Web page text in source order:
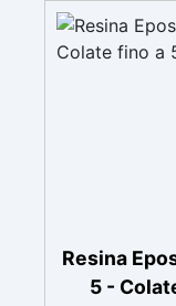
Certificata
con la
Resina
5 -